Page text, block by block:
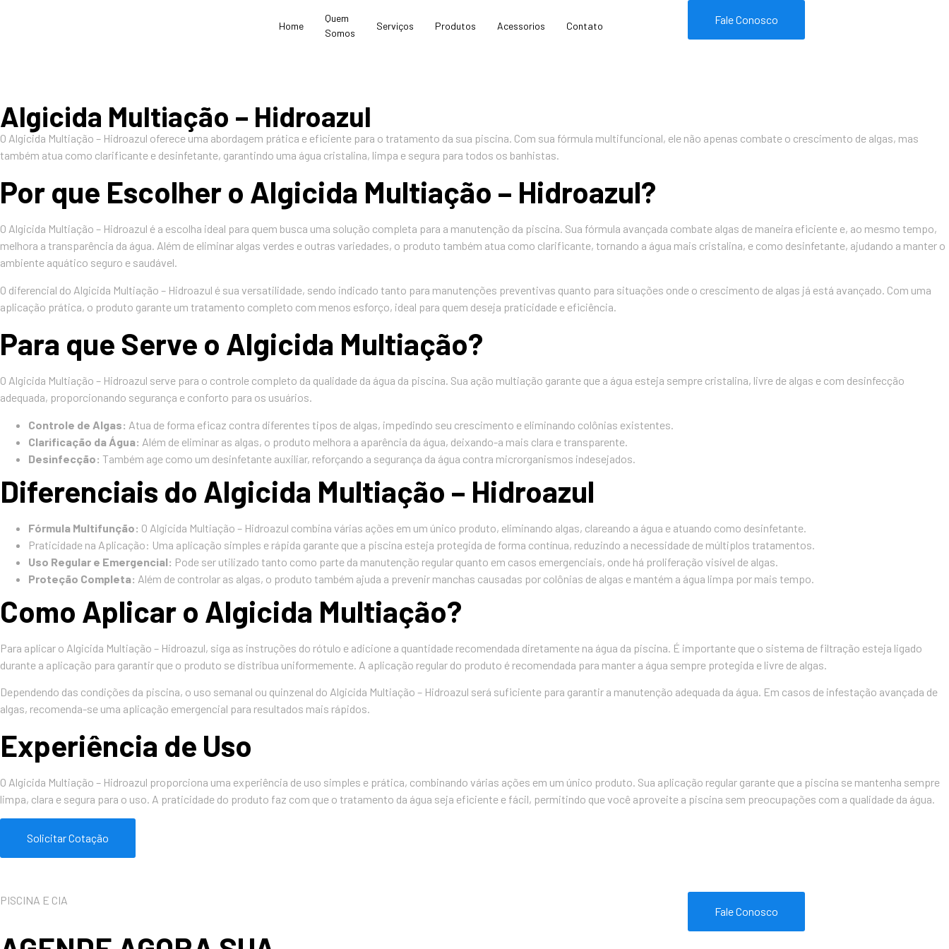
Home
Quem
Somos
Serviços Produtos Acessorios Contato Fale Conosco
Algicida Multiação – Hidroazul
O Algicida Multiação – Hidroazul oferece uma abordagem prática e eficiente para o tratamento da sua piscina. Com sua fórmula multifuncional, ele não apenas combate o crescimento de algas, mas
também atua como clarificante e desinfetante, garantindo uma água cristalina, limpa e segura para todos os banhistas.
Por que Escolher o Algicida Multiação – Hidroazul?
O Algicida Multiação – Hidroazul é a escolha ideal para quem busca uma solução completa para a manutenção da piscina. Sua fórmula avançada combate algas de maneira eficiente e, ao mesmo tempo,
melhora a transparência da água. Além de eliminar algas verdes e outras variedades, o produto também atua como clarificante, tornando a água mais cristalina, e como desinfetante, ajudando a manter o
ambiente aquático seguro e saudável.
O diferencial do Algicida Multiação – Hidroazul é sua versatilidade, sendo indicado tanto para manutenções preventivas quanto para situações onde o crescimento de algas já está avançado. Com uma
aplicação prática, o produto garante um tratamento completo com menos esforço, ideal para quem deseja praticidade e eficiência.
Para que Serve o Algicida Multiação?
O Algicida Multiação – Hidroazul serve para o controle completo da qualidade da água da piscina. Sua ação multiação garante que a água esteja sempre cristalina, livre de algas e com desinfecção
adequada, proporcionando segurança e conforto para os usuários.
Controle de Algas: Atua de forma eficaz contra diferentes tipos de algas, impedindo seu crescimento e eliminando colônias existentes.
Clarificação da Água: Além de eliminar as algas, o produto melhora a aparência da água, deixando-a mais clara e transparente.
Desinfecção: Também age como um desinfetante auxiliar, reforçando a segurança da água contra microrganismos indesejados.
Diferenciais do Algicida Multiação – Hidroazul
Fórmula Multifunção: O Algicida Multiação – Hidroazul combina várias ações em um único produto, eliminando algas, clareando a água e atuando como desinfetante.
Praticidade na Aplicação: Uma aplicação simples e rápida garante que a piscina esteja protegida de forma contínua, reduzindo a necessidade de múltiplos tratamentos.
Uso Regular e Emergencial: Pode ser utilizado tanto como parte da manutenção regular quanto em casos emergenciais, onde há proliferação visível de algas.
Proteção Completa: Além de controlar as algas, o produto também ajuda a prevenir manchas causadas por colônias de algas e mantém a água limpa por mais tempo.
Como Aplicar o Algicida Multiação?
Para aplicar o Algicida Multiação – Hidroazul, siga as instruções do rótulo e adicione a quantidade recomendada diretamente na água da piscina. É importante que o sistema de filtração esteja ligado
durante a aplicação para garantir que o produto se distribua uniformemente. A aplicação regular do produto é recomendada para manter a água sempre protegida e livre de algas.
Dependendo das condições da piscina, o uso semanal ou quinzenal do Algicida Multiação – Hidroazul será suficiente para garantir a manutenção adequada da água. Em casos de infestação avançada de
algas, recomenda-se uma aplicação emergencial para resultados mais rápidos.
Experiência de Uso
O Algicida Multiação – Hidroazul proporciona uma experiência de uso simples e prática, combinando várias ações em um único produto. Sua aplicação regular garante que a piscina se mantenha sempre
limpa, clara e segura para o uso. A praticidade do produto faz com que o tratamento da água seja eficiente e fácil, permitindo que você aproveite a piscina sem preocupações com a qualidade da água.
Solicitar Cotação
PISCINA E CIA
Fale Conosco